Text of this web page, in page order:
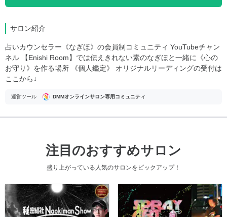
サロン紹介
占いカウンセラー《なぎほ》の会員制コミュニティ YouTubeチャン
ネル 【Enishi Room】では伝えきれない素のなぎほと一緒に《心の
お守り》を作る場所 《個人鑑定》 オリジナルリーディングの受付は
ここから↓
運営ツール DMMオンラインサロン専用コミュニティ
注目のおすすめサロン
盛り上がっている人気のサロンをピックアップ！